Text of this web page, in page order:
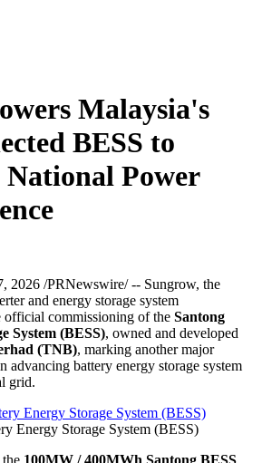
Malaysia's
BESS to
Power